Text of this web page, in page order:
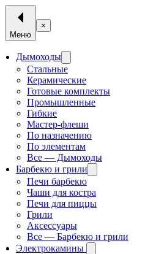
Меню
×
Дымоходы
Стальные
Керамические
Готовые комплекты
Промышленные
Гибкие
Мастер-флеши
По назначению
По элементам
Все — Дымоходы
Барбекю и грили
Печи барбекю
Чаши для костра
Печи для пиццы
Грили
Аксессуары
Все — Барбекю и грили
Электрокамины